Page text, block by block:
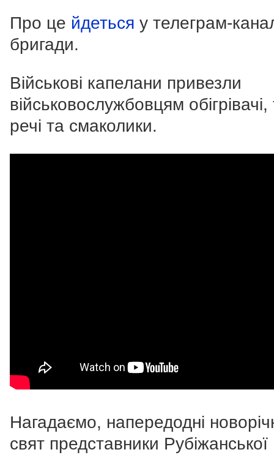
Про це йдеться у телеграм-
бригади.
Військові капелани привезли
військовослужбовцям обігрівачі,
речі та смаколики.
Нагадаємо, напередодні
свят представники Рубіжанської